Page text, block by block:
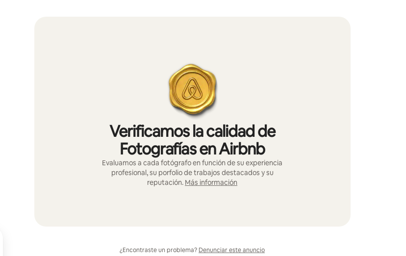
Verificamos la calidad de
Fotografías en Airbnb
Evaluamos a cada fotógrafo en función de su experiencia
profesional, su porfolio de trabajos destacados y su
reputación. Más información
¿Encontraste un problema? Denunciar este anuncio